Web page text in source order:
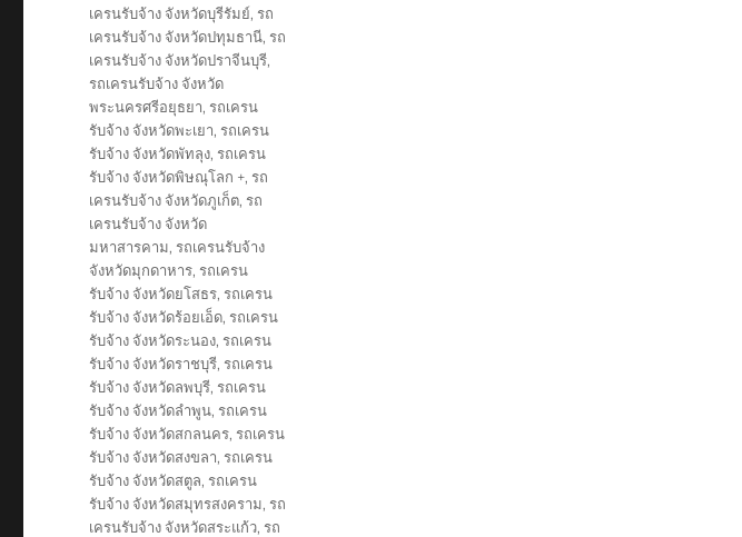
เครนรับจ้าง จังหวัดบุรีรัมย์,รถ
เครนรับจ้าง จังหวัดปทุมธานี,รถ
เครนรับจ้าง จังหวัดปราจีนบุรี,
รถเครนรับจ้าง จังหวัด
พระนครศรีอยุธยา,รถเครน
รับจ้าง จังหวัดพะเยา,รถเครน
รับจ้าง จังหวัดพัทลุง,รถเครน
รับจ้าง จังหวัดพิษณุโลก +,รถ
เครนรับจ้าง จังหวัดภูเก็ต,รถ
เครนรับจ้าง จังหวัด
มหาสารคาม,รถเครนรับจ้าง
จังหวัดมุกดาหาร,รถเครน
รับจ้าง จังหวัดยโสธร,รถเครน
รับจ้าง จังหวัดร้อยเอ็ด,รถเครน
รับจ้าง จังหวัดระนอง,รถเครน
รับจ้าง จังหวัดราชบุรี,รถเครน
รับจ้าง จังหวัดลพบุรี,รถเครน
รับจ้าง จังหวัดลำพูน,รถเครน
รับจ้าง จังหวัดสกลนคร,รถเครน
รับจ้าง จังหวัดสงขลา,รถเครน
รับจ้าง จังหวัดสตูล,รถเครน
รับจ้าง จังหวัดสมุทรสงคราม,รถ
เครนรับจ้าง จังหวัดสระแก้ว,รถ